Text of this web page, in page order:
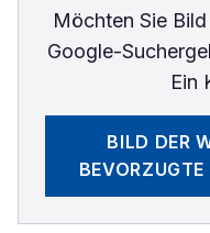
Möchten Sie
Google-
Ein
BILD DER